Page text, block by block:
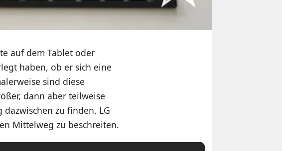
auf dem Tablet oder
haben, ob er sich eine
sind diese
dann aber teilweise
zu finden. LG
Mittelweg zu beschreiten.